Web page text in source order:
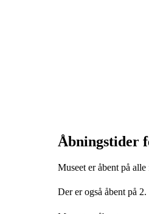
Åbningstider
Museet er åbent på
Der er også åbent på